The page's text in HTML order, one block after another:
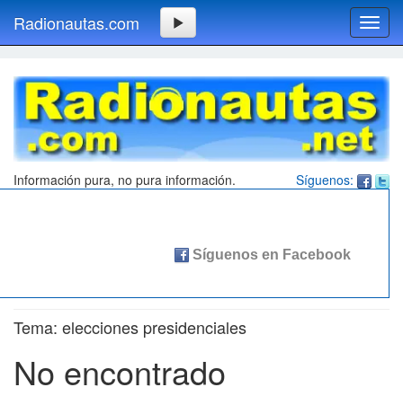
Radionautas.com
Síguenos:
Información pura, no pura información.
Tema: elecciones presidenciales
No encontrado